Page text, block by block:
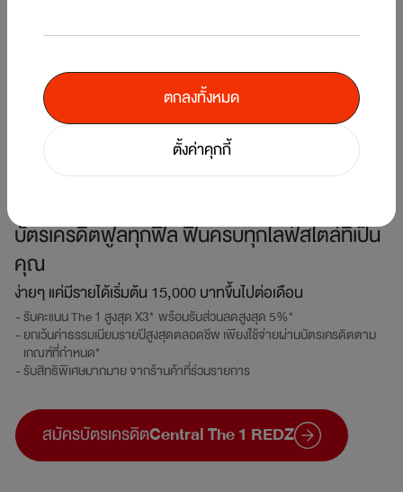
Central The 1 REDZ
บัตรเครดิตฟูลทุกฟิล ฟินครบทุกไลฟ์สไตล์ที่เป็น
คุณ
ง่ายๆ แค่มีรายได้เริ่มต้น 15,000 บาทขึ้นไปต่อเดือน
รับคะแนน The 1 สูงสุด X3* พร้อมรับส่วนลดสูงสุด 5%*
ยกเว้นค่าธรรมเนียมรายปีสูงสุดตลอดชีพ เพียงใช้จ่ายผ่านบัตรเครดิตตาม
เกณฑ์ที่กำหนด*
รับสิทธิพิเศษมากมาย จากร้านค้าที่ร่วมรายการ
สมัครบัตรเครดิตCentral The 1 REDZ
ตั้งค่าคุกกี้
ตกลงทั้งหมด